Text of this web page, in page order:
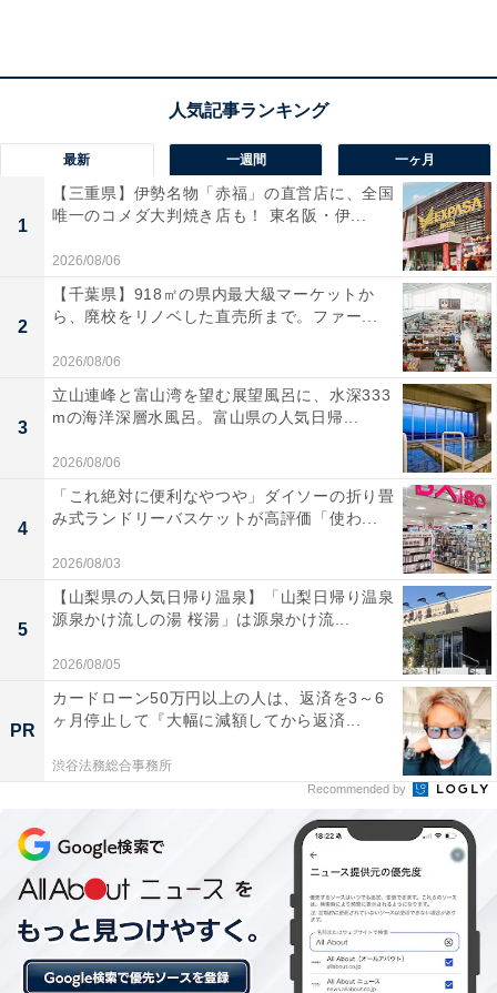
所在地：兵庫県神戸市北区有馬町1364-1
迎あり）／阪神高速北神戸線 有馬口ICより約5分
料金
大人1名（参考価格）：5万円
※料金は公式Webサイト参考価格
※プラン・部屋により価格は変動します
チェックイン・チェックアウト
チェックイン：15:00
チェックアウト：11:00
※プランにより時間が異なる可能性があります
【有馬温泉の人気ホテル】「有馬温泉 竹取亭
円山」が選ばれる理由
最新 一週間 一ヶ月
1
【三重県】伊勢名物「赤福」の直営店に、全国
唯一のコメダ大判焼き店も！ 東名阪・伊...
2026/08/06
2
【千葉県】918㎡の県内最大級マーケットか
ら、廃校をリノベした直売所まで。ファー...
2026/08/06
3
立山連峰と富山湾を望む展望風呂に、水深333
mの海洋深層水風呂。富山県の人気日帰...
2026/08/06
4
「これ絶対に便利なやつや」ダイソーの折り畳
み式ランドリーバスケットが高評価「使わ...
2026/08/03
5
【山梨県の人気日帰り温泉】「山梨日帰り温泉
源泉かけ流しの湯 桜湯」は源泉かけ流...
2026/08/05
PR
カードローン50万円以上の人は、返済を3～6
ヶ月停止して『大幅に減額してから返済...
渋谷法務総合事務所
Recommended by